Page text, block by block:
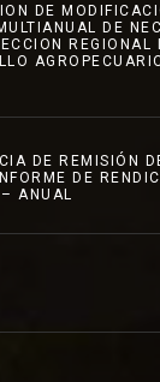
DE
DE
REGIONAL
DE REMISIÓN
DE
ANUAL